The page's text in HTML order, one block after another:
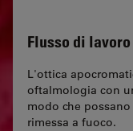
Flusso di
L'ottica
oftalmologia con
modo che
rimessa a fuoco.